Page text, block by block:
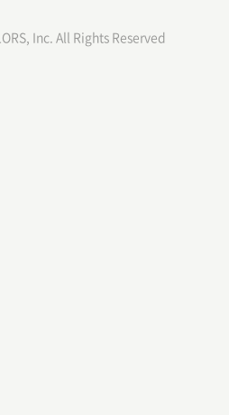
Inc. All Rights Reserved